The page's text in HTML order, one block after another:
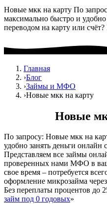
Новые мкк на карту По
максимально быстро и
переводом на карту или
Главная
›Блог
›Займы и МФО
›Новые мкк на карту
Новые
По запросу: Новые мкк на
удобно занять деньги онлайн
Представляем все займы
проверенных нами МФО в
свое время – потребуется
оформление микрозайма
Без переплаты процентов до
займ под 0 годовых»